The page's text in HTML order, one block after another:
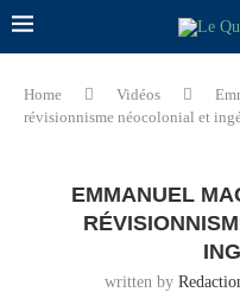
Home Vidéos
révisionnisme néocolonial et
EMMANUEL
written by